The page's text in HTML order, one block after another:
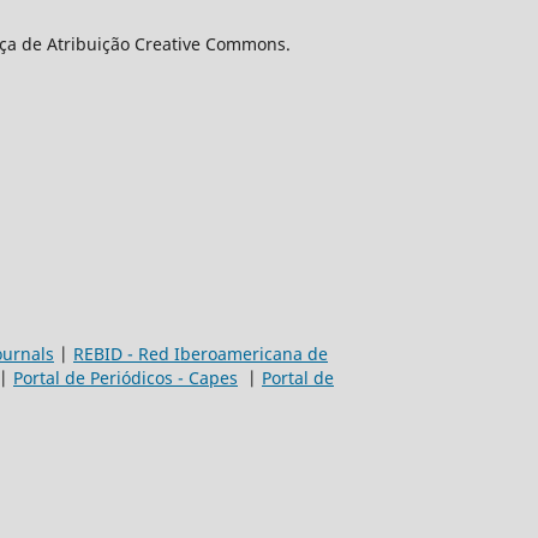
de Atribuição Creative Commons.
| REBID - Red Iberoamericana de
| Portal de Periódicos - Capes | Portal de